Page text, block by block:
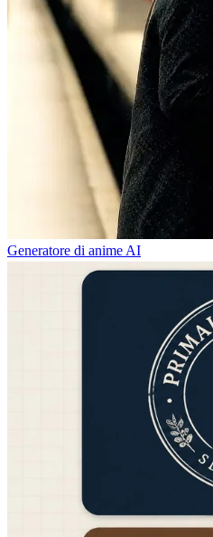
Generatore di anime AI